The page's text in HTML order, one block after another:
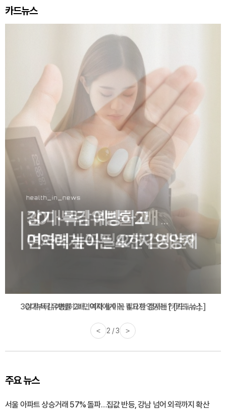
카드뉴스
감기·독감 예방하고 면역력 높이는 4가지 영양제 [카드뉴스]
< 3 / 3 >
주요 뉴스
서울 아파트 상승거래 57% 돌파…집값 반등, 강남 넘어 외곽까지 확산